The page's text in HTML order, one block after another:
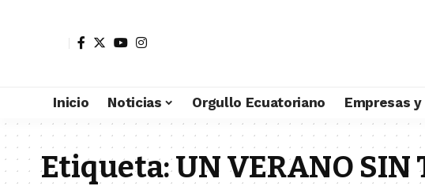
Inicio Noticias Orgullo Ecuatoriano Empresas y
Etiqueta:UN VERANO SIN